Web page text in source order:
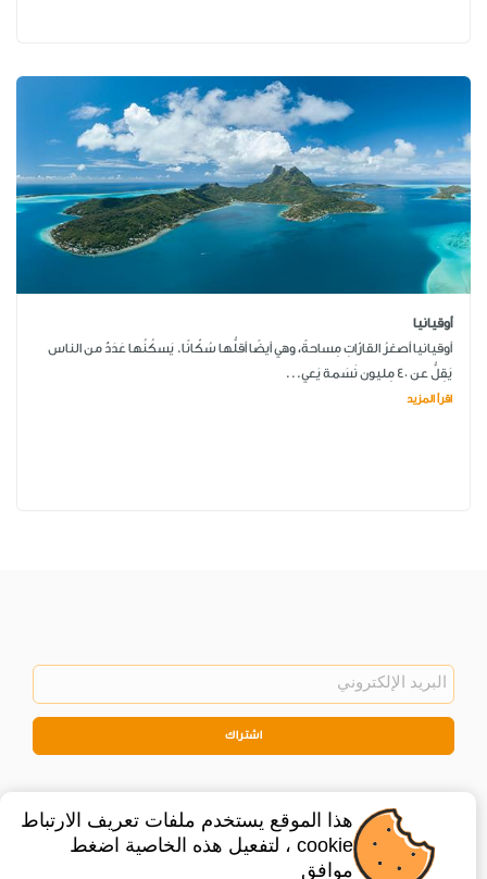
أوقيانيا
أوقيانيا أصغرُ القارّاتِ مِساحةً، وهي أيضًا أقلُّها سُكّانًا. يَسكُنُها عَدَدٌ من الناس
يَقِلُّ عن 40 مِليون نَسَمة يَعي...
اقرأ المزيد
اشتراك
هذا الموقع يستخدم ملفات تعريف الارتباط
cookie ، لتفعيل هذه الخاصية اضغط
موافق